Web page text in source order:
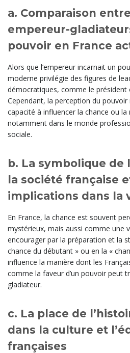
a. Comparaison
empereur-
pouvoir en France
Alors que l’empereur incarnait un
moderne privilégie des figures de
démocratiques, comme le président
Cependant, la perception du
capacité à influencer la chance ou la
notamment dans le monde
sociale.
b. La symbolique de
la société française
implications dans la
En France, la chance est souvent
mystérieux, mais aussi comme une
encourager par la préparation et la
chance du débutant » ou en la «
influence la manière dont les
comme la faveur d’un pouvoir peut
gladiateur.
c. La place de
dans la culture et
françaises